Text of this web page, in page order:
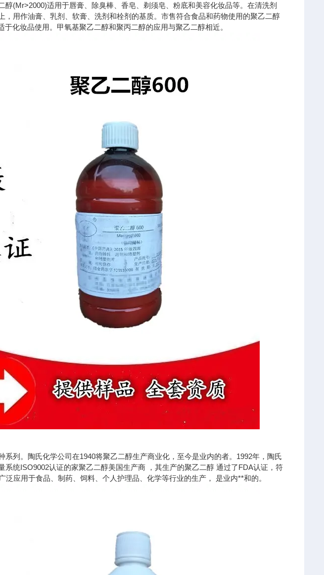
(Mr>2000)适用于唇膏、除臭棒、香皂、剃须皂、粉底和美容化妆品等。在清洗剂
，用作油膏、乳剂、软膏、洗剂和栓剂的基质。市售符合食品和药物使用的聚乙二醇
化妆品使用。甲氧基聚乙二醇和聚丙二醇的应用与聚乙二醇相近。
列。陶氏化学公司在1940将聚乙二醇生产商业化，至今是业内的者。1992年，陶氏
统ISO9002认证的家聚乙二醇美国生产商 ，其生产的聚乙二醇 通过了FDA认证，符
应用于食品、制药、饲料、个人护理品、化学等行业的生产， 是业内**和的。